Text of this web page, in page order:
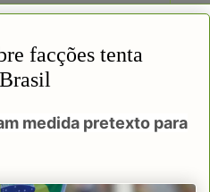
facções tenta
medida pretexto para